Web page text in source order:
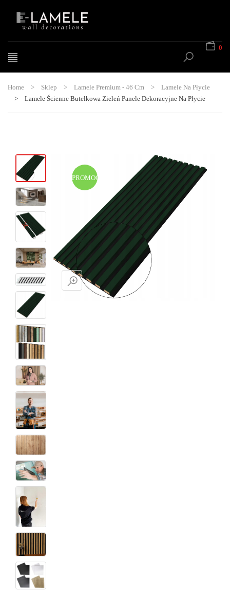
0
Home > Sklep > Lamele Premium - 46 Cm >
Lamele Na Płycie
>
Lamele Ścienne Butelkowa Zieleń Panele Dekoracyjne Na Płycie
PROMOCJA!